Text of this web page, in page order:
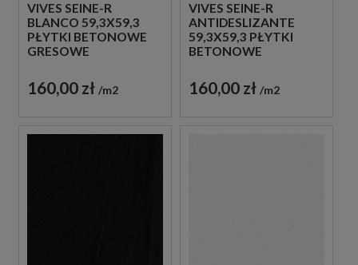
VIVES SEINE-R
BLANCO 59,3X59,3
PŁYTKI BETONOWE
GRESOWE
160,00 zł m2
VIVES SEINE-R
ANTIDESLIZANTE
59,3X59,3 PŁYTKI
BETONOWE
160,00 zł m2